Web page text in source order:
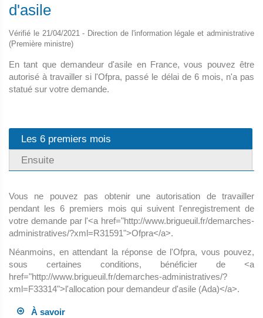
d'asile
Vérifié le 21/04/2021 - Direction de l'information légale et administrative
(Première ministre)
En tant que demandeur d'asile en France, vous pouvez être
autorisé à travailler si l'Ofpra, passé le délai de 6 mois, n'a pas
statué sur votre demande.
Les 6 premiers mois
Ensuite
Vous ne pouvez pas obtenir une autorisation de travailler
pendant les 6 premiers mois qui suivent l'enregistrement de
votre demande par l'<a href="http://www.brigueuil.fr/demarches-
administratives/?xml=R31591">Ofpra</a>.
Néanmoins, en attendant la réponse de l'Ofpra, vous pouvez,
sous certaines conditions, bénéficier de <a
href="http://www.brigueuil.fr/demarches-administratives/?
xml=F33314">l'allocation pour demandeur d'asile (Ada)</a>.
À savoir